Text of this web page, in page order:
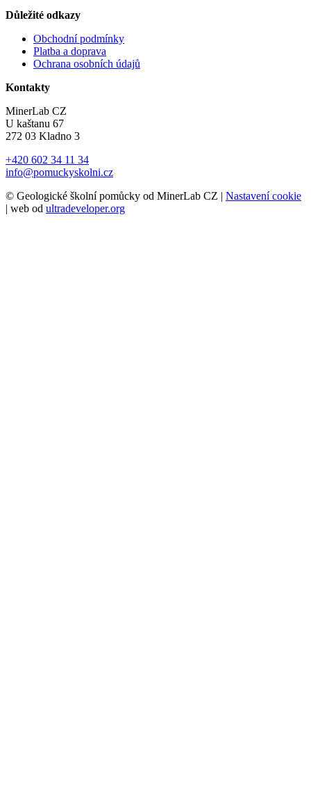
Důležité odkazy
Obchodní podmínky
Platba a doprava
Ochrana osobních údajů
Kontakty
MinerLab CZ
U kaštanu 67
272 03 Kladno 3
+420 602 34 11 34
info@pomuckyskolni.cz
© Geologické školní pomůcky od MinerLab CZ | Nastavení cookie
| web od ultradeveloper.org